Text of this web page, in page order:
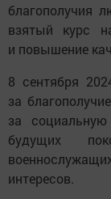
благополучия
взятый курс
и повышение
8 сентября
за
за
будущих
интересов.